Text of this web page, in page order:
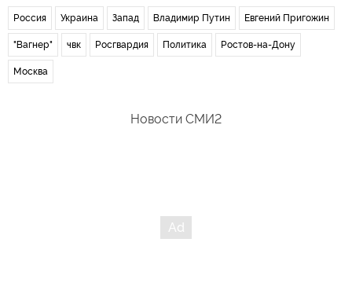
Россия Украина Запад Владимир Путин Евгений Пригожин
"Вагнер" чвк Росгвардия Политика Ростов-на-Дону
Москва
Новости СМИ2